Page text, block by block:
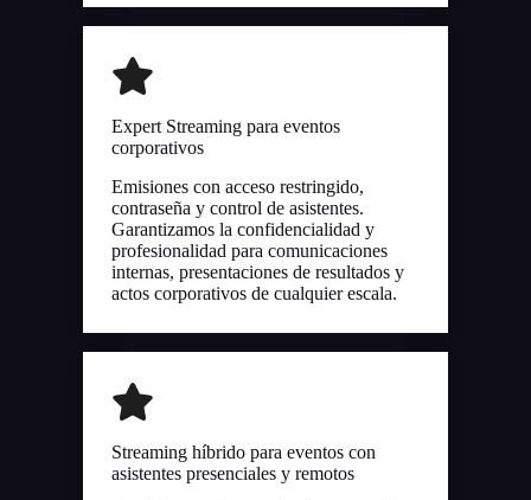
Expert Streaming para eventos
corporativos
Emisiones con acceso restringido,
contraseña y control de asistentes.
Garantizamos la confidencialidad y
profesionalidad para comunicaciones
internas, presentaciones de resultados y
actos corporativos de cualquier escala.
Streaming híbrido para eventos con
asistentes presenciales y remotos